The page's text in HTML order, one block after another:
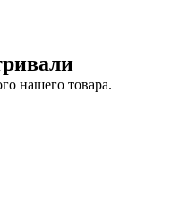
нашего товара.